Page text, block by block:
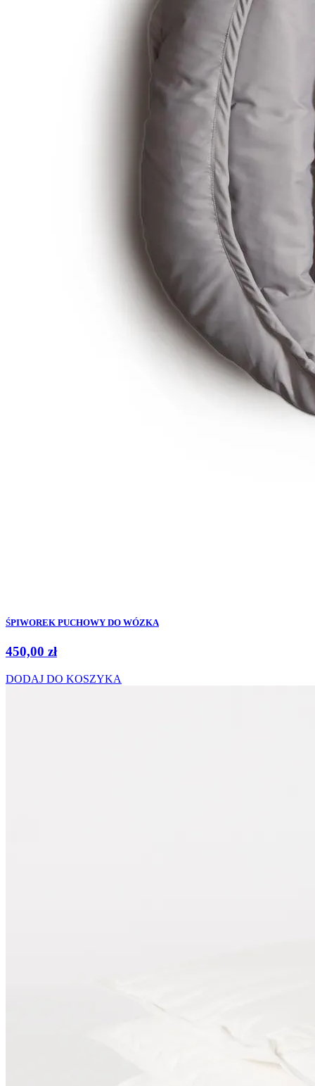
ŚPIWOREK PUCHOWY DO WÓZKA
450,00 zł
DODAJ DO KOSZYKA